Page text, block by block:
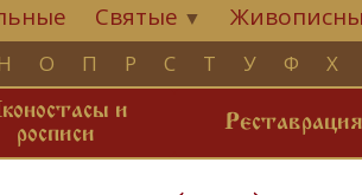
Святые ▼
О П Р С Т У Ф Х
и
росписи
Реставрация